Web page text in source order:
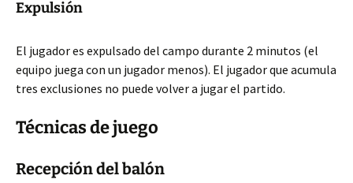
Expulsión
El jugador es expulsado del campo durante 2 minutos (el
equipo juega con un jugador menos). El jugador que acumula
tres exclusiones no puede volver a jugar el partido.
Técnicas de juego
Recepción del balón